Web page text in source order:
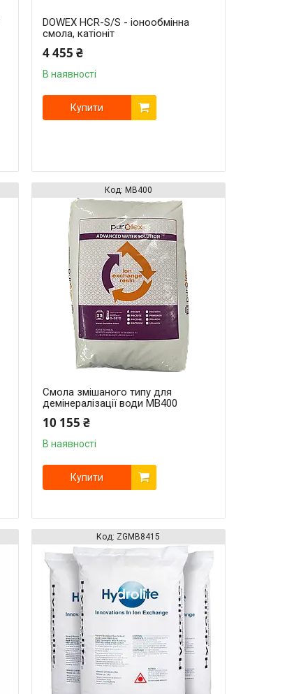
DOWEX HCR-S/S - іонообмінна
смола, катіоніт
4 455 ₴
В наявності
Купити
MB400
Смола змішаного типу для
демінералізації води MB400
10 155 ₴
В наявності
Купити
ZGМВ8415